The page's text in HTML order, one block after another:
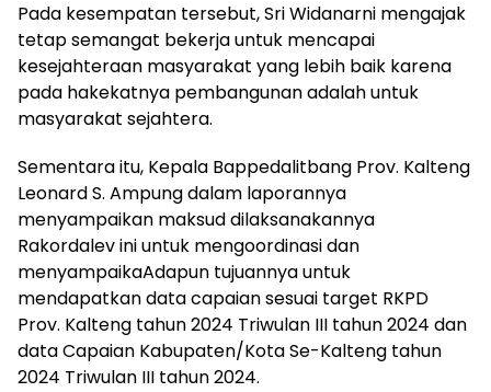
Pada kesempatan tersebut, Sri Widanarni mengajak
tetap semangat bekerja untuk mencapai
kesejahteraan masyarakat yang lebih baik karena
pada hakekatnya pembangunan adalah untuk
masyarakat sejahtera.
Sementara itu, Kepala Bappedalitbang Prov. Kalteng
Leonard S. Ampung dalam laporannya
menyampaikan maksud dilaksanakannya
Rakordalev ini untuk mengoordinasi dan
menyampaikaAdapun tujuannya untuk
mendapatkan data capaian sesuai target RKPD
Prov. Kalteng tahun 2024 Triwulan III tahun 2024 dan
data Capaian Kabupaten/Kota Se-Kalteng tahun
2024 Triwulan III tahun 2024.